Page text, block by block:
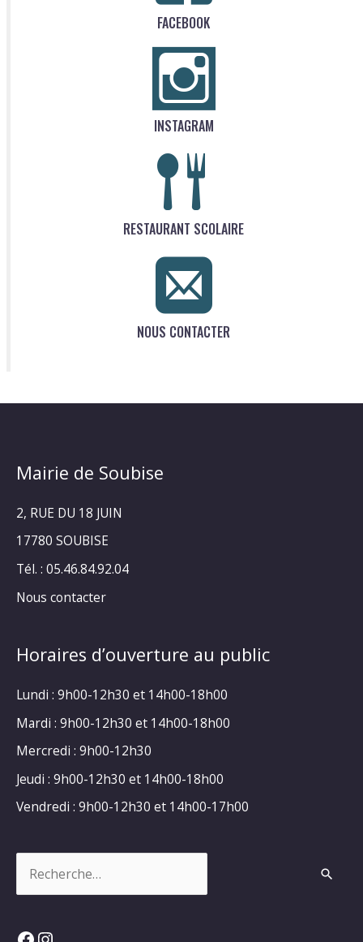
FACEBOOK
INSTAGRAM
RESTAURANT SCOLAIRE
NOUS CONTACTER
Mairie de Soubise
2, RUE DU 18 JUIN
17780 SOUBISE
Tél. : 05.46.84.92.04
Nous contacter
Horaires d’ouverture au public
Lundi : 9h00-12h30 et 14h00-18h00
Mardi : 9h00-12h30 et 14h00-18h00
Mercredi : 9h00-12h30
Jeudi : 9h00-12h30 et 14h00-18h00
Vendredi : 9h00-12h30 et 14h00-17h00